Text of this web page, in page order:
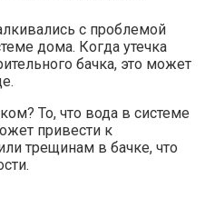
с проблемой
дома. Когда утечка
бачка, это может
То, что вода в системе
привести к
трещинам в бачке, что